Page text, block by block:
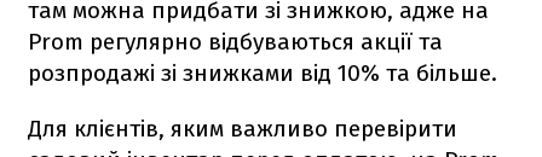
там можна придбати зі знижкою, адже на
Prom регулярно відбуваються акції та
розпродажі зі знижками від 10% та більше.
Для клієнтів, яким важливо перевірити